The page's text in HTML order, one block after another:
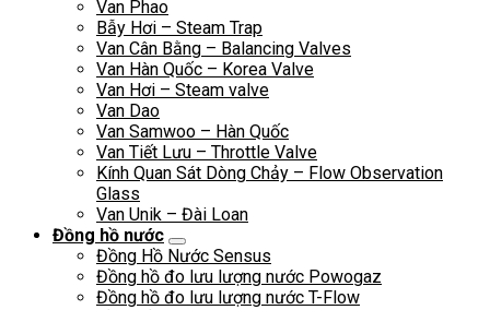
Van Phao
Bẫy Hơi – Steam Trap
Van Cân Bằng – Balancing Valves
Van Hàn Quốc – Korea Valve
Van Hơi – Steam valve
Van Dao
Van Samwoo – Hàn Quốc
Van Tiết Lưu – Throttle Valve
Kính Quan Sát Dòng Chảy – Flow Observation
Glass
Van Unik – Đài Loan
Đồng hồ nước
Đồng Hồ Nước Sensus
Đồng hồ đo lưu lượng nước Powogaz
Đồng hồ đo lưu lượng nước T-Flow